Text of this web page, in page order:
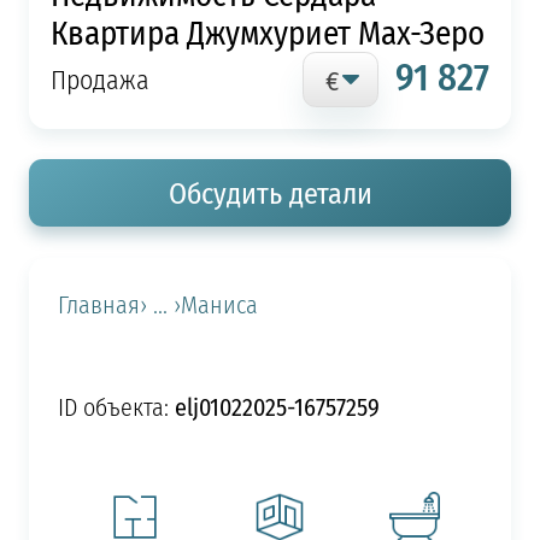
Квартира Джумхуриет Мах-Зеро
Продажа 91 827
Обсудить детали
Главная› ... ›Маниса
ID объекта: elj01022025-16757259